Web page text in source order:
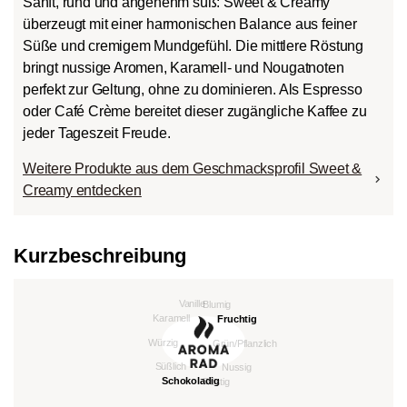
überzeugt mit einer harmonischen Balance aus feiner
Süße und cremigem Mundgefühl. Die mittlere Röstung
bringt nussige Aromen, Karamell- und Nougatnoten
perfekt zur Geltung, ohne zu dominieren. Als Espresso
oder Café Crème bereitet dieser zugängliche Kaffee zu
jeder Tageszeit Freude.
Weitere Produkte aus dem Geschmacksprofil Sweet &
Creamy entdecken
Kurzbeschreibung